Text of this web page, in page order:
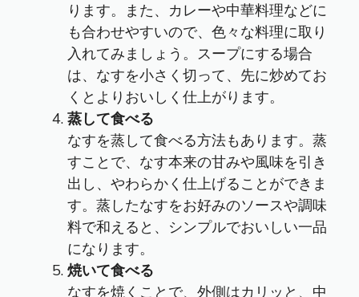
ります。また、カレーや中華料理などに
も合わせやすいので、色々な料理に取り
入れてみましょう。スープにする場合
は、なすを小さく切って、先に炒めてお
くとよりおいしく仕上がります。
蒸して食べる
なすを蒸して食べる方法もあります。蒸
すことで、なす本来の甘みや風味を引き
出し、やわらかく仕上げることができま
す。蒸したなすをお好みのソースや調味
料で和えると、シンプルでおいしい一品
になります。
焼いて食べる
なすを焼くことで、外側はカリッと、中